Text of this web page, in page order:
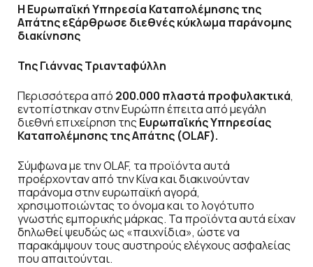
Η Ευρωπαϊκή Υπηρεσία Καταπολέμησης της
Απάτης εξάρθρωσε διεθνές κύκλωμα παράνομης
διακίνησης
Της Γιάννας Τριανταφύλλη
Περισσότερα από 200.000 πλαστά προφυλακτικά,
εντοπίστηκαν στην Ευρώπη έπειτα από μεγάλη
διεθνή επιχείρηση της Ευρωπαϊκής Υπηρεσίας
Καταπολέμησης της Απάτης (OLAF).
Σύμφωνα με την OLAF, τα προϊόντα αυτά
προέρχονταν από την Κίνα και διακινούνταν
παράνομα στην ευρωπαϊκή αγορά,
χρησιμοποιώντας το όνομα και το λογότυπο
γνωστής εμπορικής μάρκας. Τα προϊόντα αυτά είχαν
δηλωθεί ψευδώς ως «παιχνίδια», ώστε να
παρακάμψουν τους αυστηρούς ελέγχους ασφαλείας
που απαιτούνται.